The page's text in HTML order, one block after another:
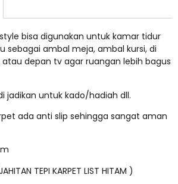
bisa digunakan untuk kamar tidur
sebagai ambal meja, ambal kursi, di
depan tv agar ruangan lebih bagus
jadikan untuk kado/hadiah dll.
ada anti slip sehingga sangat aman
TEPI KARPET LIST HITAM )